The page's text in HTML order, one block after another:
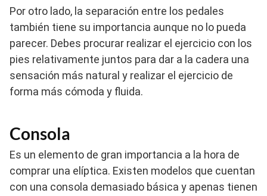
Por otro lado, la separación entre los pedales
también tiene su importancia aunque no lo pueda
parecer. Debes procurar realizar el ejercicio con los
pies relativamente juntos para dar a la cadera una
sensación más natural y realizar el ejercicio de
forma más cómoda y fluida.
Consola
Es un elemento de gran importancia a la hora de
comprar una elíptica. Existen modelos que cuentan
con una consola demasiado básica y apenas tienen